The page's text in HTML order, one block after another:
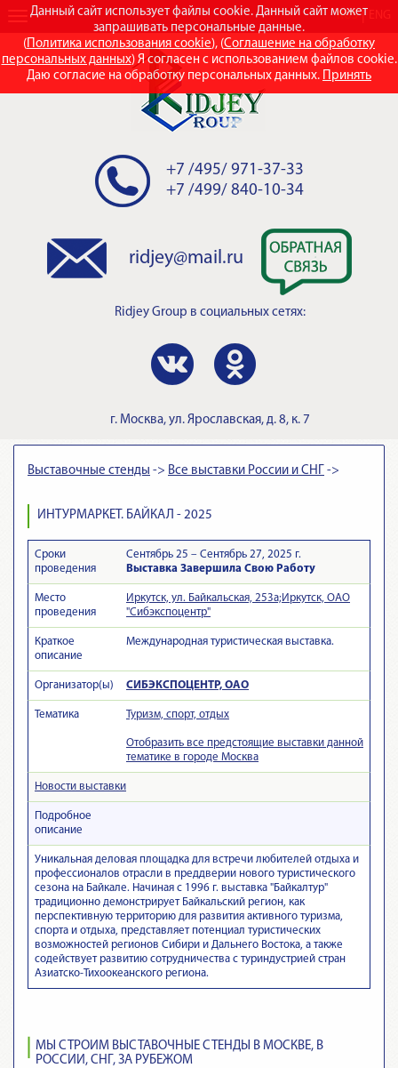
Данный сайт использует файлы cookie. Данный сайт может
запрашивать персональные данные.
(Политика использования cookie), (Соглашение на обработку
персональных данных) Я согласен с использованием файлов cookie.
Даю согласие на обработку персональных данных. Принять
RUS
+7 /495/ 971-37-33
+7 /499/ 840-10-34
ridjey@mail.ru
Ridjey Group в социальных сетях:
г. Москва, ул. Ярославская, д. 8, к. 7
Выставочные стенды -> Все выставки России и СНГ ->
ИНТУРМАРКЕТ. БАЙКАЛ - 2025
Сроки
проведения
Сентябрь 25 – Сентябрь 27, 2025 г.
Выставка Завершила Свою Работу
Место
проведения
Иркутск, ул. Байкальская, 253а;Иркутск, ОАО
"Сибэкспоцентр"
Краткое
описание
Международная туристическая выставка.
Организатор(ы) СИБЭКСПОЦЕНТР, ОАО
Тематика Туризм, спорт, отдых
Отобразить все предстоящие выставки данной
тематике в городе Москва
Новости выставки
Подробное
описание
Уникальная деловая площадка для встречи любителей отдыха и
профессионалов отрасли в преддверии нового туристического
сезона на Байкале. Начиная с 1996 г. выставка "Байкалтур"
традиционно демонстрирует Байкальский регион, как
перспективную территорию для развития активного туризма,
спорта и отдыха, представляет потенциал туристических
возможностей регионов Сибири и Дальнего Востока, а также
содействует развитию сотрудничества с туриндустрией стран
Азиатско-Тихоокеанского региона.
МЫ СТРОИМ ВЫСТАВОЧНЫЕ СТЕНДЫ В МОСКВЕ, В
РОССИИ, СНГ, ЗА РУБЕЖОМ